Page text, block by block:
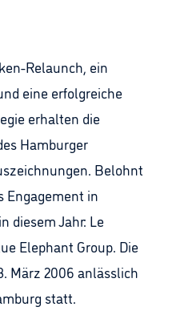
Relaunch, ein
eine erfolgreiche
erhalten die
Hamburger
Belohnt
Engagement in
diesem Jahr: Le
Elephant Group. Die
März 2006 anlässlich
statt.